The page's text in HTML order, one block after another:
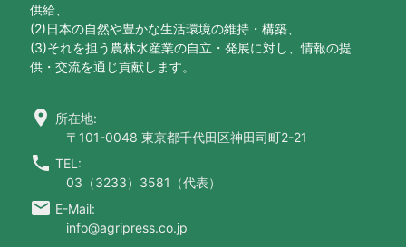
供給、
(2)日本の自然や豊かな生活環境の維持・構築、
(3)それを担う農林水産業の自立・発展に対し、情報の提
供・交流を通じ貢献します。
location_on 所在地:
〒101-0048 東京都千代田区神田司町2-21
call TEL:
03（3233）3581（代表）
email E-Mail:
info@agripress.co.jp